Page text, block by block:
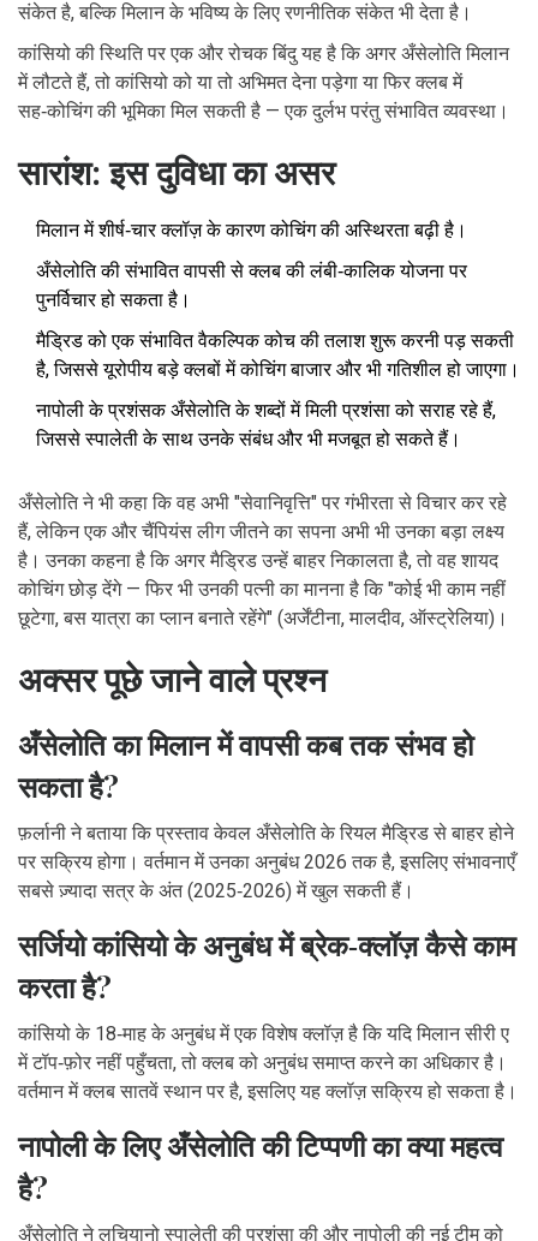
संकेत है, बल्कि मिलान के भविष्य के लिए रणनीतिक संकेत भी देता है।
कांसियो की स्थिति पर एक और रोचक बिंदु यह है कि अगर अँसेलोति मिलान
में लौटते हैं, तो कांसियो को या तो अभिमत देना पड़ेगा या फिर क्लब में
सह‑कोचिंग की भूमिका मिल सकती है — एक दुर्लभ परंतु संभावित व्यवस्था।
सारांश: इस दुविधा का असर
मिलान में शीर्ष‑चार क्लॉज़ के कारण कोचिंग की अस्थिरता बढ़ी है।
अँसेलोति की संभावित वापसी से क्लब की लंबी‑कालिक योजना पर
पुनर्विचार हो सकता है।
मैड्रिड को एक संभावित वैकल्पिक कोच की तलाश शुरू करनी पड़ सकती
है, जिससे यूरोपीय बड़े क्लबों में कोचिंग बाजार और भी गतिशील हो जाएगा।
नापोली के प्रशंसक अँसेलोति के शब्दों में मिली प्रशंसा को सराह रहे हैं,
जिससे स्पालेती के साथ उनके संबंध और भी मजबूत हो सकते हैं।
अँसेलोति ने भी कहा कि वह अभी "सेवानिवृत्ति" पर गंभीरता से विचार कर रहे
हैं, लेकिन एक और चैंपियंस लीग जीतने का सपना अभी भी उनका बड़ा लक्ष्य
है। उनका कहना है कि अगर मैड्रिड उन्हें बाहर निकालता है, तो वह शायद
कोचिंग छोड़ देंगे — फिर भी उनकी पत्नी का मानना है कि "कोई भी काम नहीं
छूटेगा, बस यात्रा का प्लान बनाते रहेंगे" (अर्जेंटीना, मालदीव, ऑस्ट्रेलिया)।
अक्सर पूछे जाने वाले प्रश्न
अँसेलोति का मिलान में वापसी कब तक संभव हो
सकता है?
फ़र्लानी ने बताया कि प्रस्ताव केवल अँसेलोति के रियल मैड्रिड से बाहर होने
पर सक्रिय होगा। वर्तमान में उनका अनुबंध 2026 तक है, इसलिए संभावनाएँ
सबसे ज़्यादा सत्र के अंत (2025‑2026) में खुल सकती हैं।
सर्जियो कांसियो के अनुबंध में ब्रेक‑क्लॉज़ कैसे काम
करता है?
कांसियो के 18‑माह के अनुबंध में एक विशेष क्लॉज़ है कि यदि मिलान सीरी ए
में टॉप‑फ़ोर नहीं पहुँचता, तो क्लब को अनुबंध समाप्त करने का अधिकार है।
वर्तमान में क्लब सातवें स्थान पर है, इसलिए यह क्लॉज़ सक्रिय हो सकता है।
नापोली के लिए अँसेलोति की टिप्पणी का क्या महत्व
है?
अँसेलोति ने लुचियानो स्पालेती की प्रशंसा की और नापोली की नई टीम को